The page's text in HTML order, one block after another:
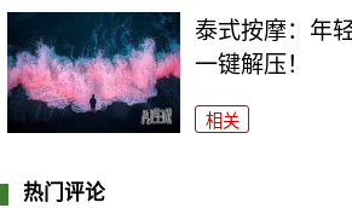
泰式按摩：年
一键解压！
相关
热门评论